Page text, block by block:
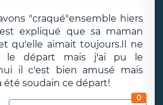
"craqué"ensemble hiers
expliqué que sa maman
qu'elle aimait toujours.Il ne
le départ mais j'ai pu le
il c'est bien amusé mais
été soudain ce départ!
0